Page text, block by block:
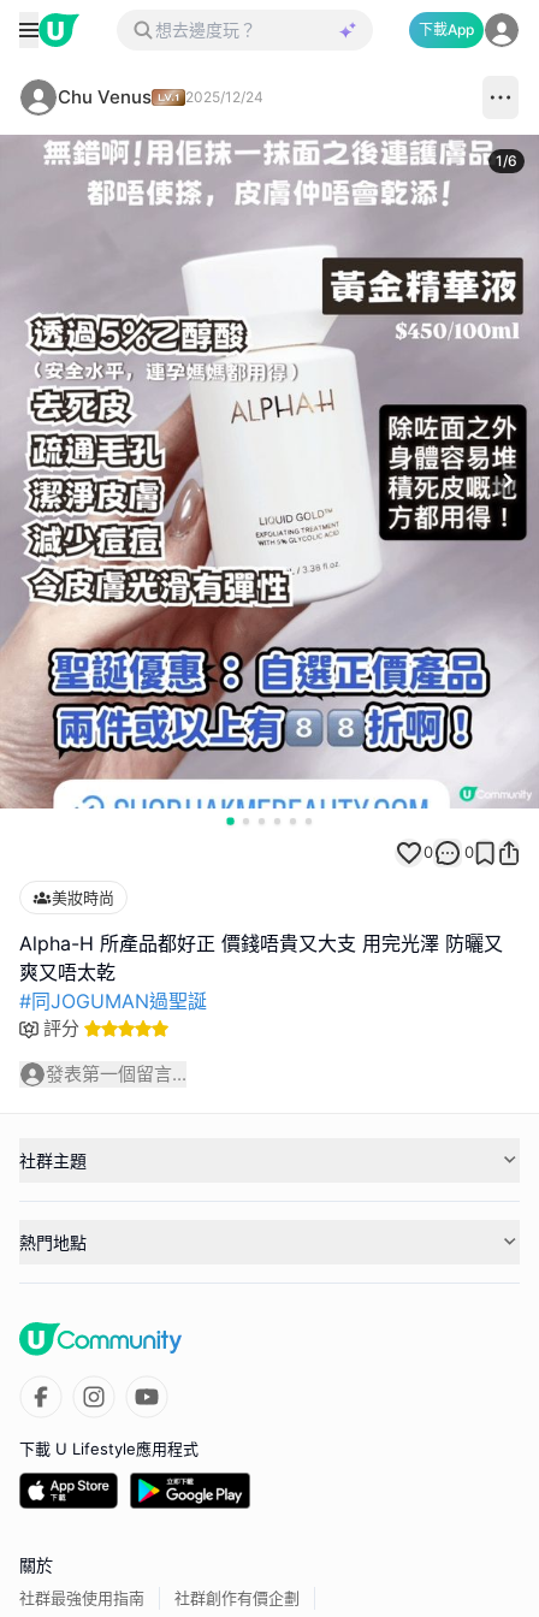
下載App
Chu Venus 2025/12/24
1/6
0 0
美妝時尚
Alpha-H 所產品都好正 價錢唔貴又大支 用完光澤 防曬又
#同JOGUMAN過聖誕
評分
發表第一個留言...
社群主題
熱門地點
下載 U Lifestyle應用程式
關於
社群最強使用指南 社群創作有價企劃